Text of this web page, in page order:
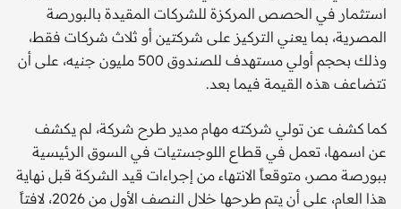
استثمار في الحصص المركزة للشركات المقيدة بالبورصة
المصرية، بما يعني التركيز على شركتين أو ثلاث شركات فقط،
وذلك بحجم أولي مستهدف للصندوق 500 مليون جنيه، على أن
تتضاعف هذه القيمة فيما بعد.
كما كشف عن تولي شركته مهام مدير طرح شركة، لم يكشف
عن اسمها، تعمل في قطاع اللوجستيات في السوق الرئيسية
ببورصة مصر، متوقعاً الانتهاء من إجراءات قيد الشركة قبل نهاية
هذا العام، على أن يتم طرحها خلال النصف الأول من 2026، لافتاً